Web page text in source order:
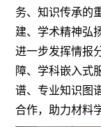
务、知识传承的
建、学术精神弘
进一步发挥情报
障、学科嵌入式
谱、专业知识图
合作，助力材料